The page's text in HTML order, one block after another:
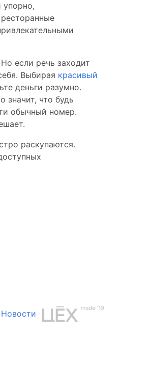
упорно,
если речь заходит
Выбирая красивый
деньги разумно.
значит, что будь
обычный номер.
раскупаются.
Новости